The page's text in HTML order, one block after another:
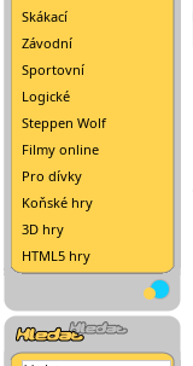
Skákací
Závodní
Sportovní
Logické
Steppen Wolf
Filmy online
Pro dívky
Koňské hry
3D hry
HTML5 hry